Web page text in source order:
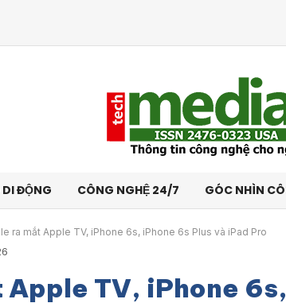
ĐỘNG CÔNG NGHỆ 24/7 GÓC NHÌN
ra mắt Apple TV, iPhone 6s, iPhone 6s Plus và iPad Pro
TV, iPhone